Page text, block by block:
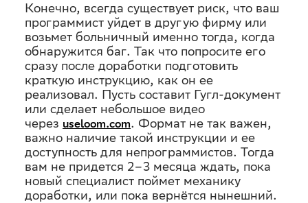
Конечно, всегда существует риск, что ваш
программист уйдет в другую фирму или
возьмет больничный именно тогда, когда
обнаружится баг. Так что попросите его
сразу после доработки подготовить
краткую инструкцию, как он ее
реализовал. Пусть составит Гугл-документ
или сделает небольшое видео
через useloom.com. Формат не так важен,
важно наличие такой инструкции и ее
доступность для непрограммистов. Тогда
вам не придется 2–3 месяца ждать, пока
новый специалист поймет механику
доработки, или пока вернётся нынешний.